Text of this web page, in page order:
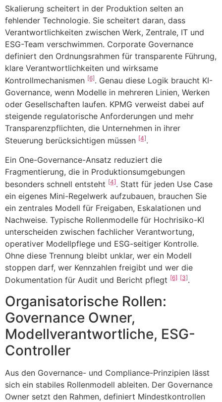
Skalierung scheitert in der Produktion selten an
fehlender Technologie. Sie scheitert daran, dass
Verantwortlichkeiten zwischen Werk, Zentrale, IT und
ESG-Team verschwimmen. Corporate Governance
definiert den Ordnungsrahmen für transparente Führung,
klare Verantwortlichkeiten und wirksame
Kontrollmechanismen [6]. Genau diese Logik braucht KI-
Governance, wenn Modelle in mehreren Linien, Werken
oder Gesellschaften laufen. KPMG verweist dabei auf
steigende regulatorische Anforderungen und mehr
Transparenzpflichten, die Unternehmen in ihrer
Steuerung berücksichtigen müssen [4].
Ein One-Governance-Ansatz reduziert die
Fragmentierung, die in Produktionsumgebungen
besonders schnell entsteht [4]. Statt für jeden Use Case
ein eigenes Mini-Regelwerk aufzubauen, brauchen Sie
ein zentrales Modell für Freigaben, Eskalationen und
Nachweise. Typische Rollenmodelle für Hochrisiko-KI
unterscheiden zwischen fachlicher Verantwortung,
operativer Modellpflege und ESG-seitiger Kontrolle.
Ohne diese Trennung bleibt unklar, wer ein Modell
stoppen darf, wer Kennzahlen freigibt und wer die
Dokumentation für Audit und Bericht pflegt [6] [3].
Organisatorische Rollen:
Governance Owner,
Modellverantwortliche, ESG-
Controller
Aus den Governance- und Compliance-Prinzipien lässt
sich ein stabiles Rollenmodell ableiten. Der Governance
Owner setzt den Rahmen, definiert Mindestkontrollen